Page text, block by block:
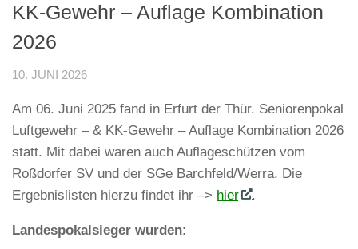
KK-Gewehr – Auflage Kombination
2026
10. JUNI 2026
Am 06. Juni 2025 fand in Erfurt der Thür. Seniorenpokal
Luftgewehr – & KK-Gewehr – Auflage Kombination 2026
statt. Mit dabei waren auch Auflageschützen vom
Roßdorfer SV und der SGe Barchfeld/Werra. Die
Ergebnislisten hierzu findet ihr –> hier .
Landespokalsieger wurden: